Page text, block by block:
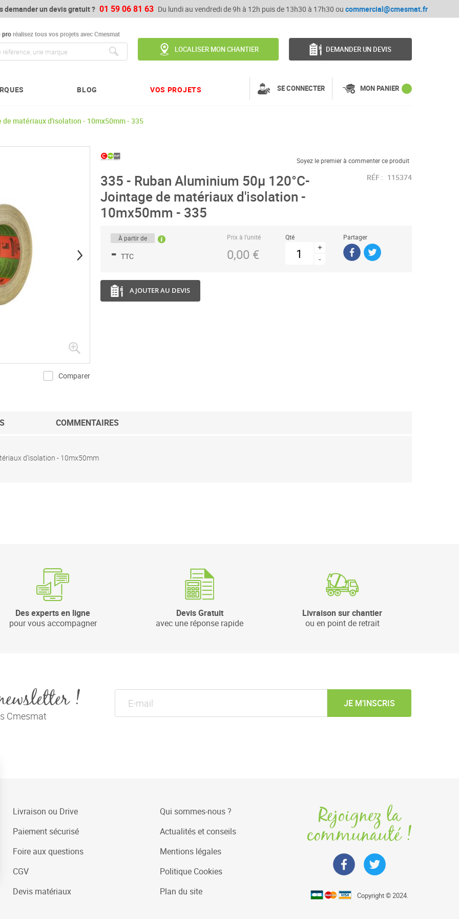
demander un devis gratuit ? 01 59 06 81 63 Du lundi au vendredi de 9h à 12h puis de 13h30 à 17h30 ou commercial@cmesmat.fr
proréalisez tous vos projets avec Cmesmat
LOCALISER MON CHANTIER DEMANDER UN DEVIS
BLOG VOS PROJETS SE CONNECTER MON PANIER
matériaux d'isolation - 10mx50mm - 335
Comparer
Soyez le premier à commenter ce produit
335 - Ruban Aluminium 50µ 120°C-
Jointage de matériaux d'isolation -
10mx50mm - 335
RÉF : 115374
À partir de
- TTC
Prix à l’unité
0,00 €
Qté
+
-
Partager
AJOUTER AU DEVIS
d'isolation - 10mx50mm
COMMENTAIRES
Des experts en ligne
pour vous accompagner
Devis Gratuit
avec une réponse rapide
Livraison sur chantier
ou en point de retrait
!
Cmesmat
JE M’INSCRIS
Livraison ou Drive
Paiement sécurisé
Foire aux questions
CGV
Devis matériaux
Qui sommes-nous ?
Actualités et conseils
Mentions légales
Politique Cookies
Plan du site
Rejoignez la
communauté !
Copyright © 2024.